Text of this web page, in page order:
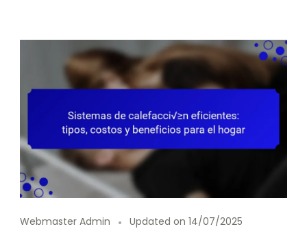
Webmaster Admin Updated on 14/07/2025